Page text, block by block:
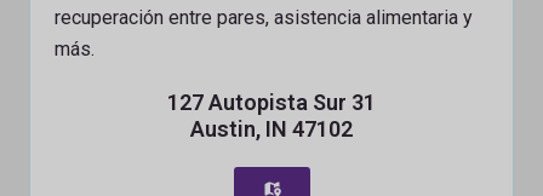
recuperación entre pares, asistencia alimentaria y
más.
127 Autopista Sur 31
Austin, IN 47102